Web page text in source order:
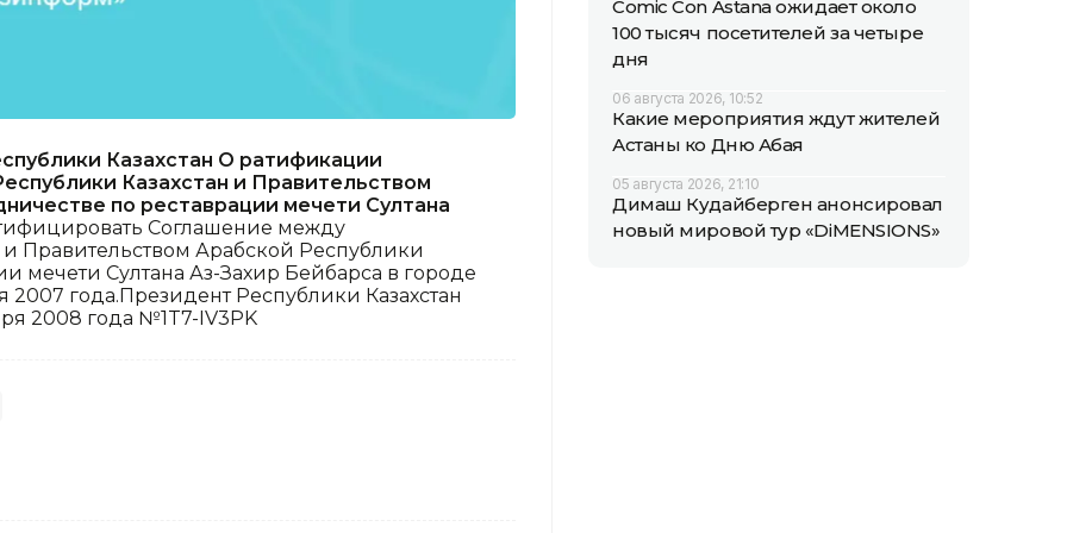
Казахстан О ратификации
Казахстан и Правительством
по реставрации мечети Султана
Соглашение между
Правительством Арабской Республики
мечети Султана Аз-Захир Бейбарса в городе
года.Президент Республики Казахстан
2008 года №1T7-IV3PK
Comic Con Astana ожидает около
100 тысяч посетителей за четыре
дня
06 августа 2026, 10:52
Какие мероприятия ждут жителей
Астаны ко Дню Абая
05 августа 2026, 21:10
Димаш Кудайберген анонсировал
новый мировой тур «DiMENSIONS»